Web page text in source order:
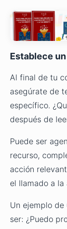
Establece
Al final de tu
asegúrate de
específico.
después de
Puede ser
recurso,
acción
el llamado a
Un ejemplo
ser: ¿Puedo